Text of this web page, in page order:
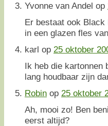
Yvonne van Andel op
Er bestaat ook Black
in een glazen fles
karl op 25 oktober
Ik heb die kartonnen
lang houdbaar zijn
Robin op 25 oktober
Ah, mooi zo! Ben
eerst altijd?